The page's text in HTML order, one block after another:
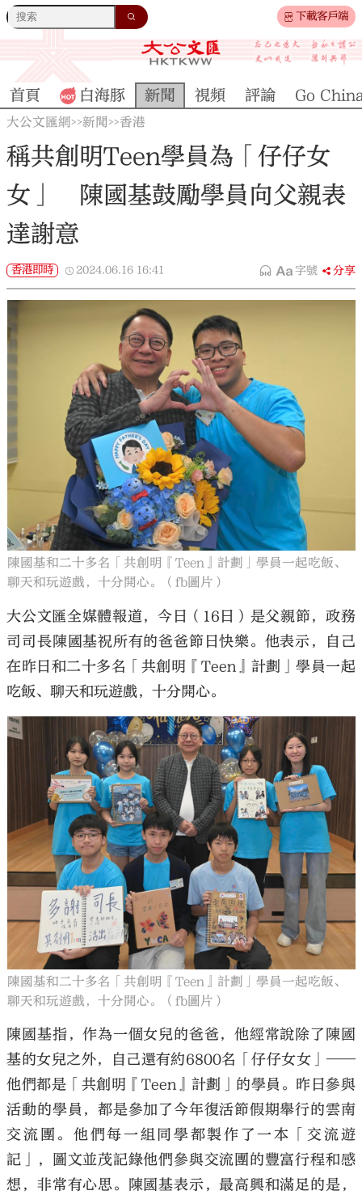
下載客戶端
大公文匯
首頁 白海豚 新聞 視頻 評論 Go
大公文匯網>>新聞>>香港
稱共創明Teen學員為「仔仔女
女」 陳國基鼓勵學員向父親表
達謝意
香港即時 2024.06.16 16:41 字號 分享
陳國基和二十多名「共創明『Teen』計劃」學員一起吃飯、
聊天和玩遊戲，十分開心。（fb圖片）
大公文匯全媒體報道，今日（16日）是父親節，政務
司司長陳國基祝所有的爸爸節日快樂。他表示，自己
在昨日和二十多名「共創明『Teen』計劃」學員一起
吃飯、聊天和玩遊戲，十分開心。
陳國基和二十多名「共創明『Teen』計劃」學員一起吃飯、
聊天和玩遊戲，十分開心。（fb圖片）
陳國基指，作為一個女兒的爸爸，他經常說除了陳國
基的女兒之外，自己還有約6800名「仔仔女女」——
他們都是「共創明『Teen』計劃」的學員。昨日參與
活動的學員，都是參加了今年復活節假期舉行的雲南
交流團。他們每一組同學都製作了一本「交流遊
記」，圖文並茂記錄他們參與交流團的豐富行程和感
想，非常有心思。陳國基表示，最高興和滿足的是，